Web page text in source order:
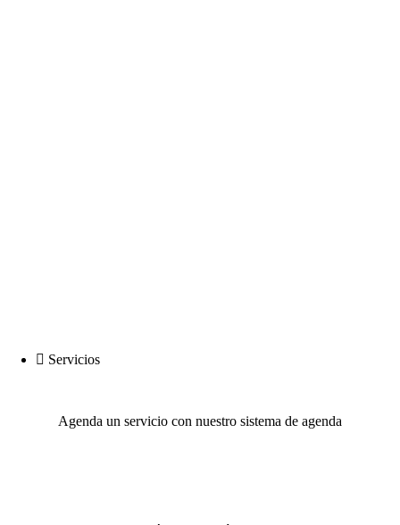
Servicios
Agenda un servicio con nuestro sistema de agenda